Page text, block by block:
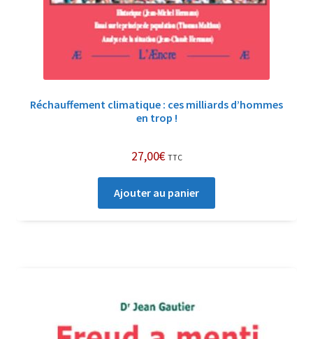
Réchauffement climatique : ces milliards d’hommes
en trop !
27,00€ TTC
Ajouter au panier